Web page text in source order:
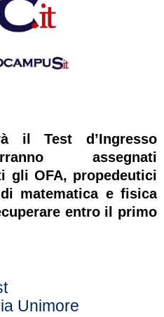
il Test d’Ingresso
assegnati
gli OFA, propedeutici
matematica e fisica
entro il primo
Unimore